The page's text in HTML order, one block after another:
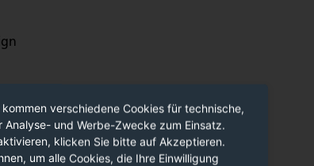
verschiedene Cookies für technische,
Analyse- und Werbe-Zwecke zum Einsatz.
klicken Sie bitte auf Akzeptieren.
um alle Cookies, die Ihre Einwilligung